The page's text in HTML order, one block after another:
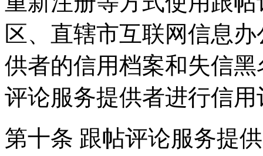
区、直辖市互联网信息
供者的信用档案和失信
评论服务提供者进行信用
第十条 跟帖评论服务提